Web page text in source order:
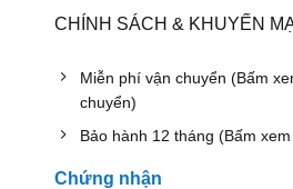
CHÍNH SÁCH & KHUYẾN
Miễn phí vận chuyển (Bấm
chuyển)
Bảo hành 12 tháng (Bấm
Chứng nhận